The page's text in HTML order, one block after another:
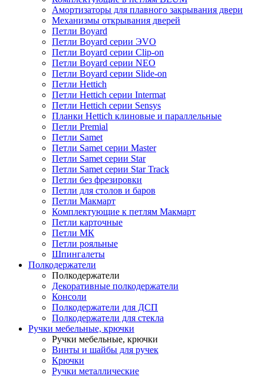
Амортизаторы для плавного закрывания двери
Механизмы открывания дверей
Петли Boyard
Петли Boyard серии ЭVO
Петли Boyard серии Clip-on
Петли Boyard серии NEO
Петли Boyard серии Slide-on
Петли Hettich
Петли Hettich серии Intermat
Петли Hettich серии Sensys
Планки Hettich клиновые и параллельные
Петли Premial
Петли Samet
Петли Samet серии Master
Петли Samet серии Star
Петли Samet серии Star Track
Петли без фрезировки
Петли для столов и баров
Петли Макмарт
Комплектующие к петлям Макмарт
Петли карточные
Петли МК
Петли рояльные
Шпингалеты
Полкодержатели
Полкодержатели
Декоративные полкодержатели
Консоли
Полкодержатели для ДСП
Полкодержатели для стекла
Ручки мебельные, крючки
Ручки мебельные, крючки
Винты и шайбы для ручек
Крючки
Ручки металлические